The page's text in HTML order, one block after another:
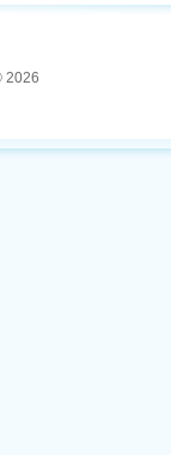
2026